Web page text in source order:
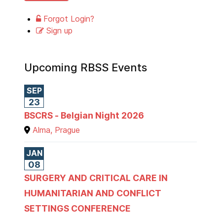
Forgot Login?
Sign up
Upcoming RBSS Events
SEP
23
BSCRS - Belgian Night 2026
Alma, Prague
JAN
08
SURGERY AND CRITICAL CARE IN
HUMANITARIAN AND CONFLICT
SETTINGS CONFERENCE